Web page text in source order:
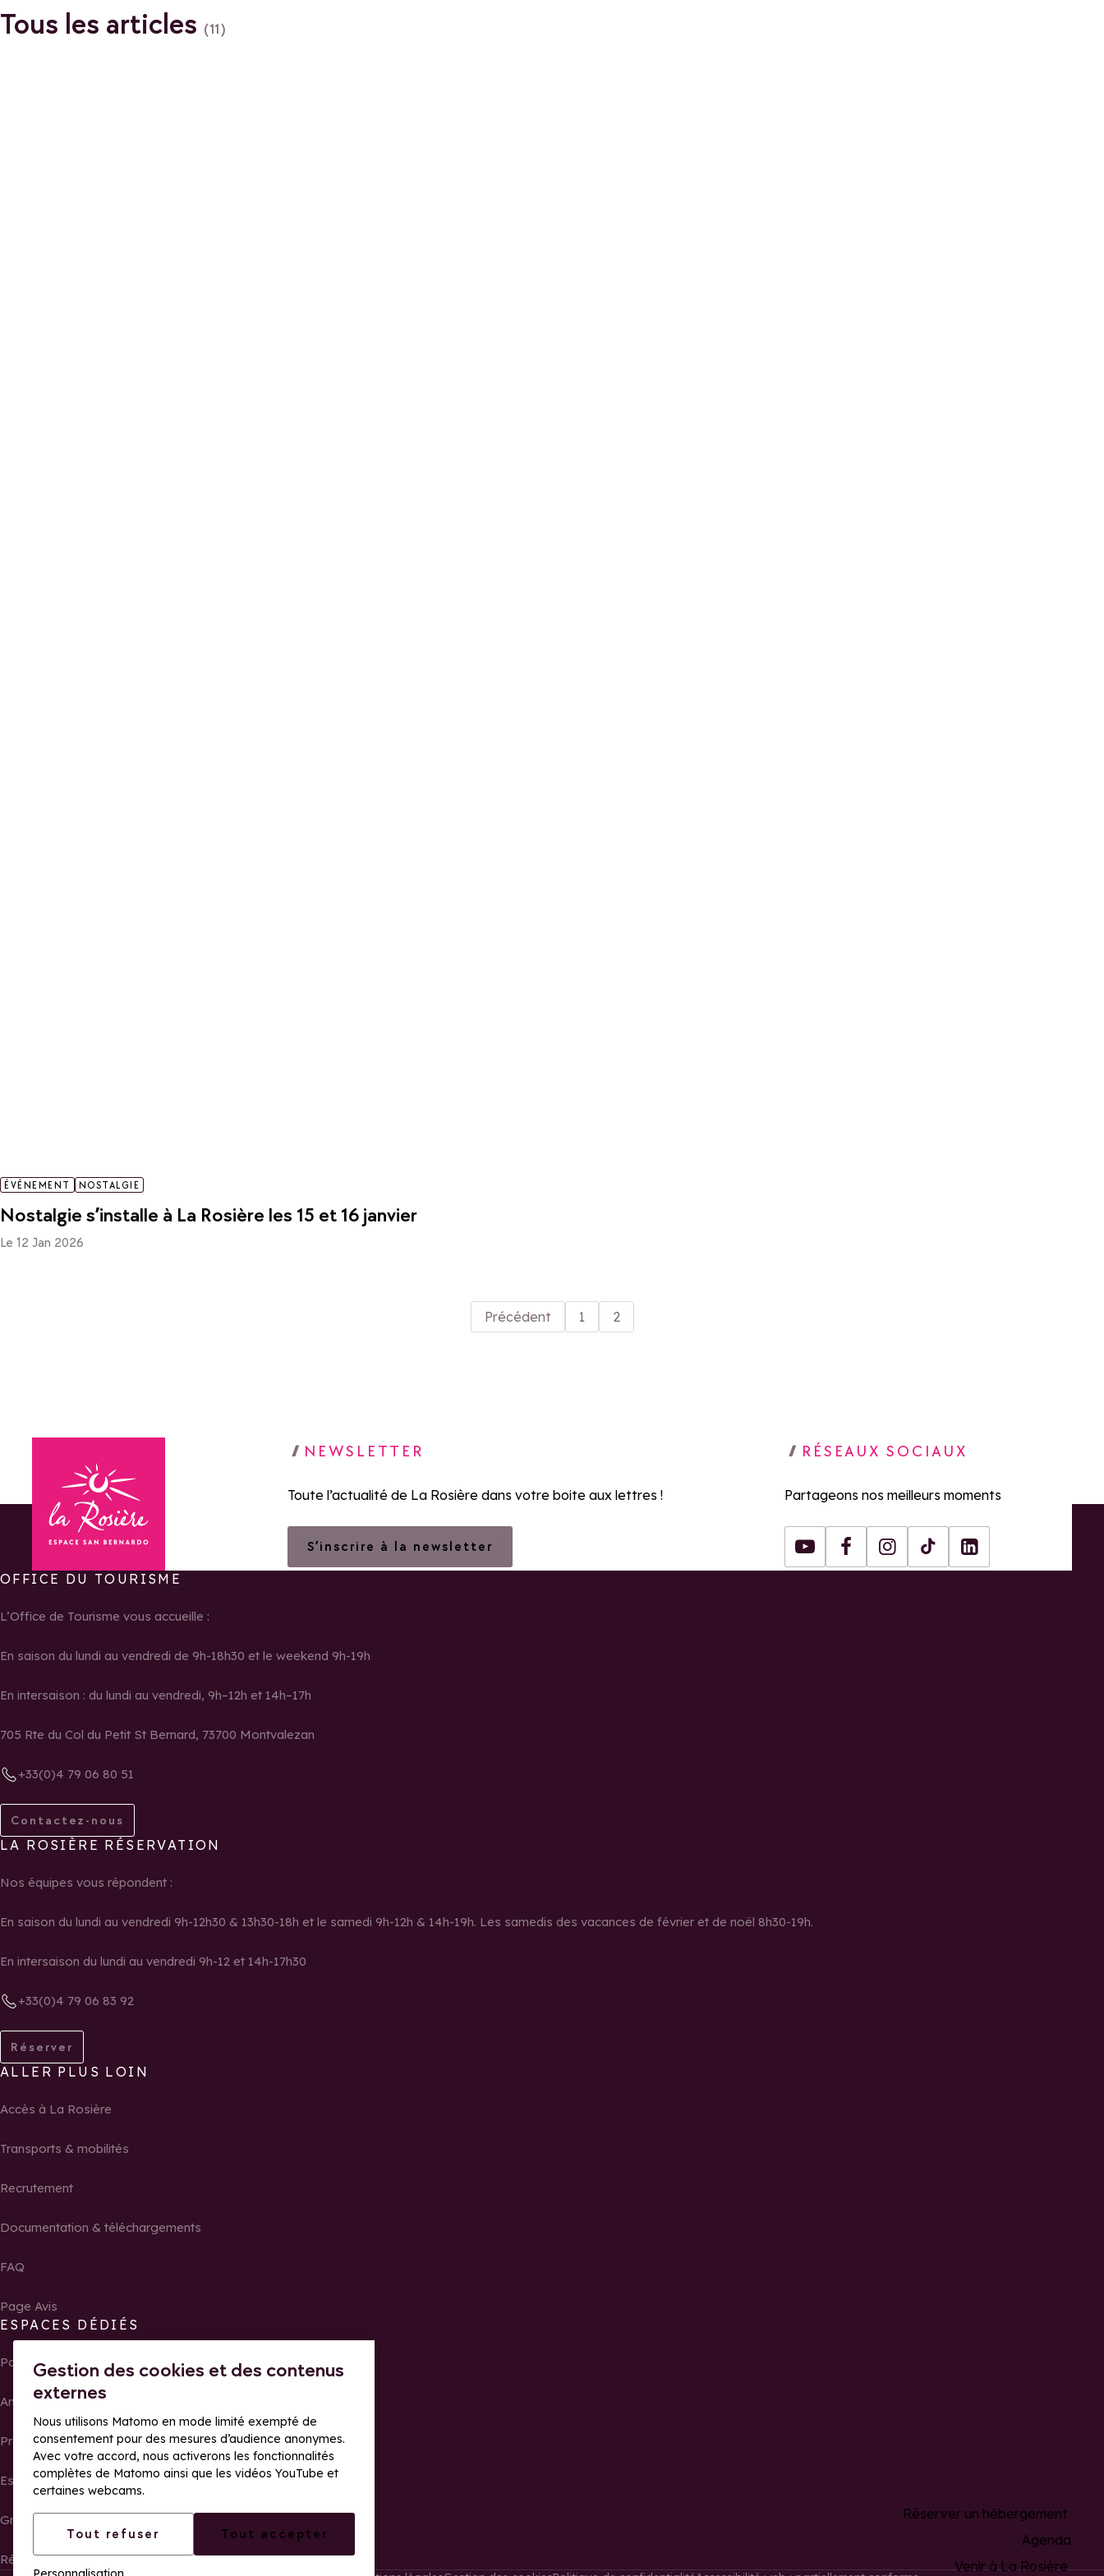
Gestion des cookies et des contenus
externes
Nous utilisons Matomo en mode limité exempté de
consentement pour des mesures d’audience anonymes.
Avec votre accord, nous activerons les fonctionnalités
complètes de Matomo ainsi que les vidéos YouTube et
certaines webcams.
Tout refuser Tout accepter
Réserver un hébergement
Agenda
Venir à La Rosière
Tous les articles (11)
ÉVÉNEMENT NOSTALGIE
Nostalgie s’installe à La Rosière les 15 et 16 janvier
Le 12 Jan 2026
Précédent 1 2
Retour à la page d'accueil
NEWSLETTER
Toute l’actualité de La Rosière dans votre boite aux lettres !
S’inscrire à la newsletter
RÉSEAUX SOCIAUX
Partageons nos meilleurs moments
Youtube FacebookInstagram
Tiktok
LinkedIn
OFFICE DU TOURISME
L’Office de Tourisme vous accueille :
En saison du lundi au vendredi de 9h-18h30 et le weekend 9h-19h
En intersaison : du lundi au vendredi, 9h–12h et 14h–17h
705 Rte du Col du Petit St Bernard, 73700 Montvalezan
+33(0)4 79 06 80 51
Contactez-nous
LA ROSIÈRE RÉSERVATION
Nos équipes vous répondent :
En saison du lundi au vendredi 9h-12h30 & 13h30-18h et le samedi 9h-12h & 14h-19h. Les samedis des vacances de février et de noël 8h30-19h.
En intersaison du lundi au vendredi 9h-12 et 14h-17h30
+33(0)4 79 06 83 92
Réserver
ALLER PLUS LOIN
Accès à La Rosière
Transports & mobilités
Recrutement
Documentation & téléchargements
FAQ
Page Avis
ESPACES DÉDIÉS
Partenaires
Ambassadeurs
Propriétaires
Espace presse
Groupes, séminaires et tour operator
Résultats et photos de courses